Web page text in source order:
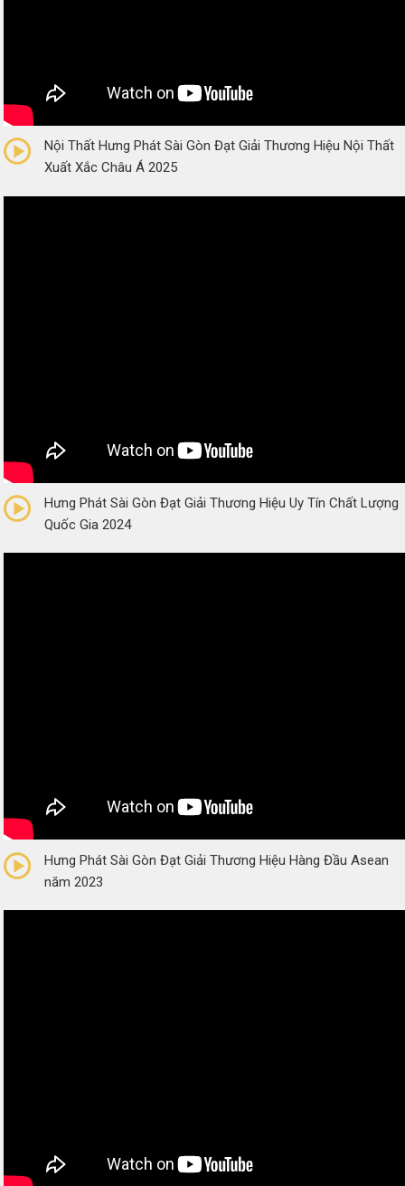
(0 Reviews)
Nội Thất Hưng Phát Sài Gòn Đạt Giải Thương Hiệu Nội Thất
Xuất Xắc Châu Á 2025
(0 Reviews)
Hưng Phát Sài Gòn Đạt Giải Thương Hiệu Uy Tín Chất Lượng
Quốc Gia 2024
(0 Reviews)
Hưng Phát Sài Gòn Đạt Giải Thương Hiệu Hàng Đầu Asean
năm 2023